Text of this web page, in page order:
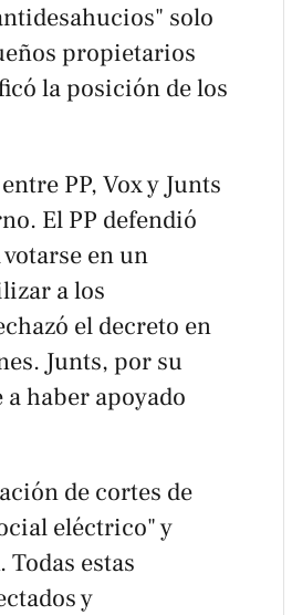
solo
propietarios
la posición de los
PP, Vox y Junts
El PP defendió
en un
a los
el decreto en
Junts, por su
haber apoyado
de cortes de
eléctrico" y
estas
y